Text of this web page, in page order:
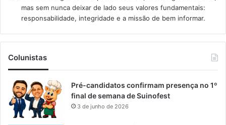
mas sem nunca deixar de lado seus valores fundamentais:
responsabilidade, integridade e a missão de bem informar.​
Colunistas
Pré-candidatos confirmam presença no 1º
final de semana de Suinofest
3 de junho de 2026